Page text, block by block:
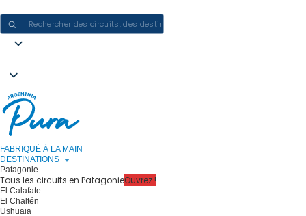
FABRIQUÉ À LA MAIN
DESTINATIONS
Patagonie
Tous les circuits en PatagonieOuvrez !
El Calafate
El Chaltén
Ushuaia